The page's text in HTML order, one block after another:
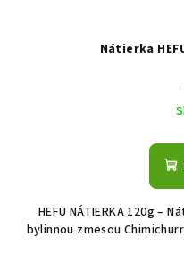
Nátierka
HEFU NÁTIERKA 120g –
bylinnou zmesou